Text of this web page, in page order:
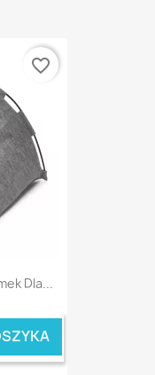
Dla...
favorite_border